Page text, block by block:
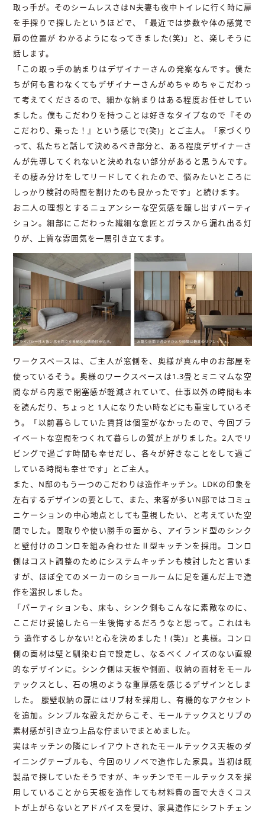
取っ手が。そのシームレスさはN夫妻も夜中トイレに行く時に扉
を手探りで探したというほどで、「最近では歩数や体の感覚で
扉の位置が わかるようになってきました(笑)」と、楽しそうに
話します。
「この取っ手の納まりはデザイナーさんの発案なんです。僕た
ちが何も言わなくてもデザイナーさんがめちゃめちゃこだわっ
て考えてくださるので、細かな納まりはある程度お任せしてい
ました。僕もこだわりを持つことは好きなタイプなので『その
こだわり、乗った！』という感じで(笑)」とご主人。「家づくり
って、私たちと話して決めるべき部分と、ある程度デザイナーさ
んが先導してくれないと決めれない部分があると思うんです。
その棲み分けをしてリードしてくれたので、悩みたいところに
しっかり検討の時間を割けたのも良かったです」と続けます。
お二人の理想とするニュアンシーな空気感を醸し出すパーティ
ション。細部にこだわった繊細な意匠とガラスから漏れ出る灯
りが、上質な雰囲気を一層引き立てます。
ワークスペースは、ご主人が窓側を、奥様が真ん中のお部屋を
使っているそう。奥様のワークスペースは1.3畳とミニマムな空
間ながら内窓で閉塞感が軽減されていて、仕事以外の時間も本
を読んだり、ちょっと 1人になりたい時などにも重宝しているそ
う。「以前暮らしていた賃貸は個室がなかったので、今回プラ
イベートな空間をつくれて暮らしの質が上がりました。2人でリ
ビングで過ごす時間も幸せだし、各々が好きなことをして過ご
している時間も幸せです」とご主人。
また、N邸のもう一つのこだわりは造作キッチン。LDKの印象を
左右するデザインの要として、また、来客が多いN邸ではコミュ
ニケーションの中心地点としても重視したい、と考えていた空
間でした。間取りや使い勝手の面から、アイランド型のシンク
と壁付けのコンロを組み合わせたⅡ型キッチンを採用。コンロ
側はコスト調整のためにシステムキッチンも検討したと言いま
すが、ほぼ全てのメーカーのショールームに足を運んだ上で造
作を選択しました。
「パーティションも、床も、シンク側もこんなに素敵なのに、
ここだけ妥協したら一生後悔するだろうなと思って。これはも
う 造作するしかない!と心を決めました！(笑)」と奥様。コンロ
側の面材は壁と馴染む白で設定し、なるべくノイズのない直線
的なデザインに。シンク側は天板や側面、収納の面材をモール
テックスとし、石の塊のような重厚感を感じるデザインとしま
した。 腰壁収納の扉にはリブ材を採用し、有機的なアクセント
を追加。シンプルな設えだからこそ、モールテックスとリブの
素材感が引き立つ上品な佇まいでまとめました。
実はキッチンの隣にレイアウトされたモールテックス天板のダ
イニングテーブルも、今回のリノベで造作した家具。当初は既
製品で探していたそうですが、キッチンでモールテックスを採
用していることから天板を造作しても材料費の面で大きくコス
トが上がらないとアドバイスを受け、家具造作にシフトチェン